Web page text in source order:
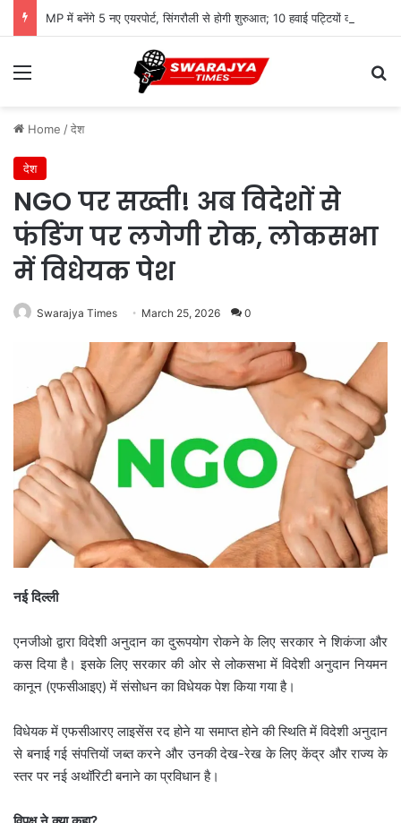
Menu
Home /देश
देश
NGO पर सख्ती! अब विदेशों से
फंडिंग पर लगेगी रोक, लोकसभा
में विधेयक पेश
Swarajya Times March 25, 2026 0
नई दिल्ली
एनजीओ द्वारा विदेशी अनुदान का दुरूपयोग रोकने के लिए सरकार ने शिकंजा और
कस दिया है। इसके लिए सरकार की ओर से लोकसभा में विदेशी अनुदान नियमन
कानून (एफसीआइए) में संसोधन का विधेयक पेश किया गया है।
विधेयक में एफसीआरए लाइसेंस रद होने या समाप्त होने की स्थिति में विदेशी अनुदान
से बनाई गई संपत्तियों जब्त करने और उनकी देख-रेख के लिए केंद्र और राज्य के
स्तर पर नई अथॉरिटी बनाने का प्रविधान है।